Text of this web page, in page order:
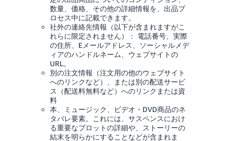
数量、価格、その他の詳細情報を、出品プ
ロセス中に記載できます。
社外の連絡先情報（以下が含まれますがこ
れらに限定されません）： 電話番号、実際
の住所、Eメールアドレス、ソーシャルメデ
ィアのハンドルネーム、ウェブサイトの
URL。
別の注文情報（注文用の他のウェブサイト
へのリンクなど）、または別の配送サービ
ス（配送料無料など）へのリンクまたは資
料
本、ミュージック、ビデオ・DVD商品のネ
タバレ要素。これには、サスペンスにおけ
る重要なプロットの詳細や、ストーリーの
結末を明らかにすることなどが含まれま